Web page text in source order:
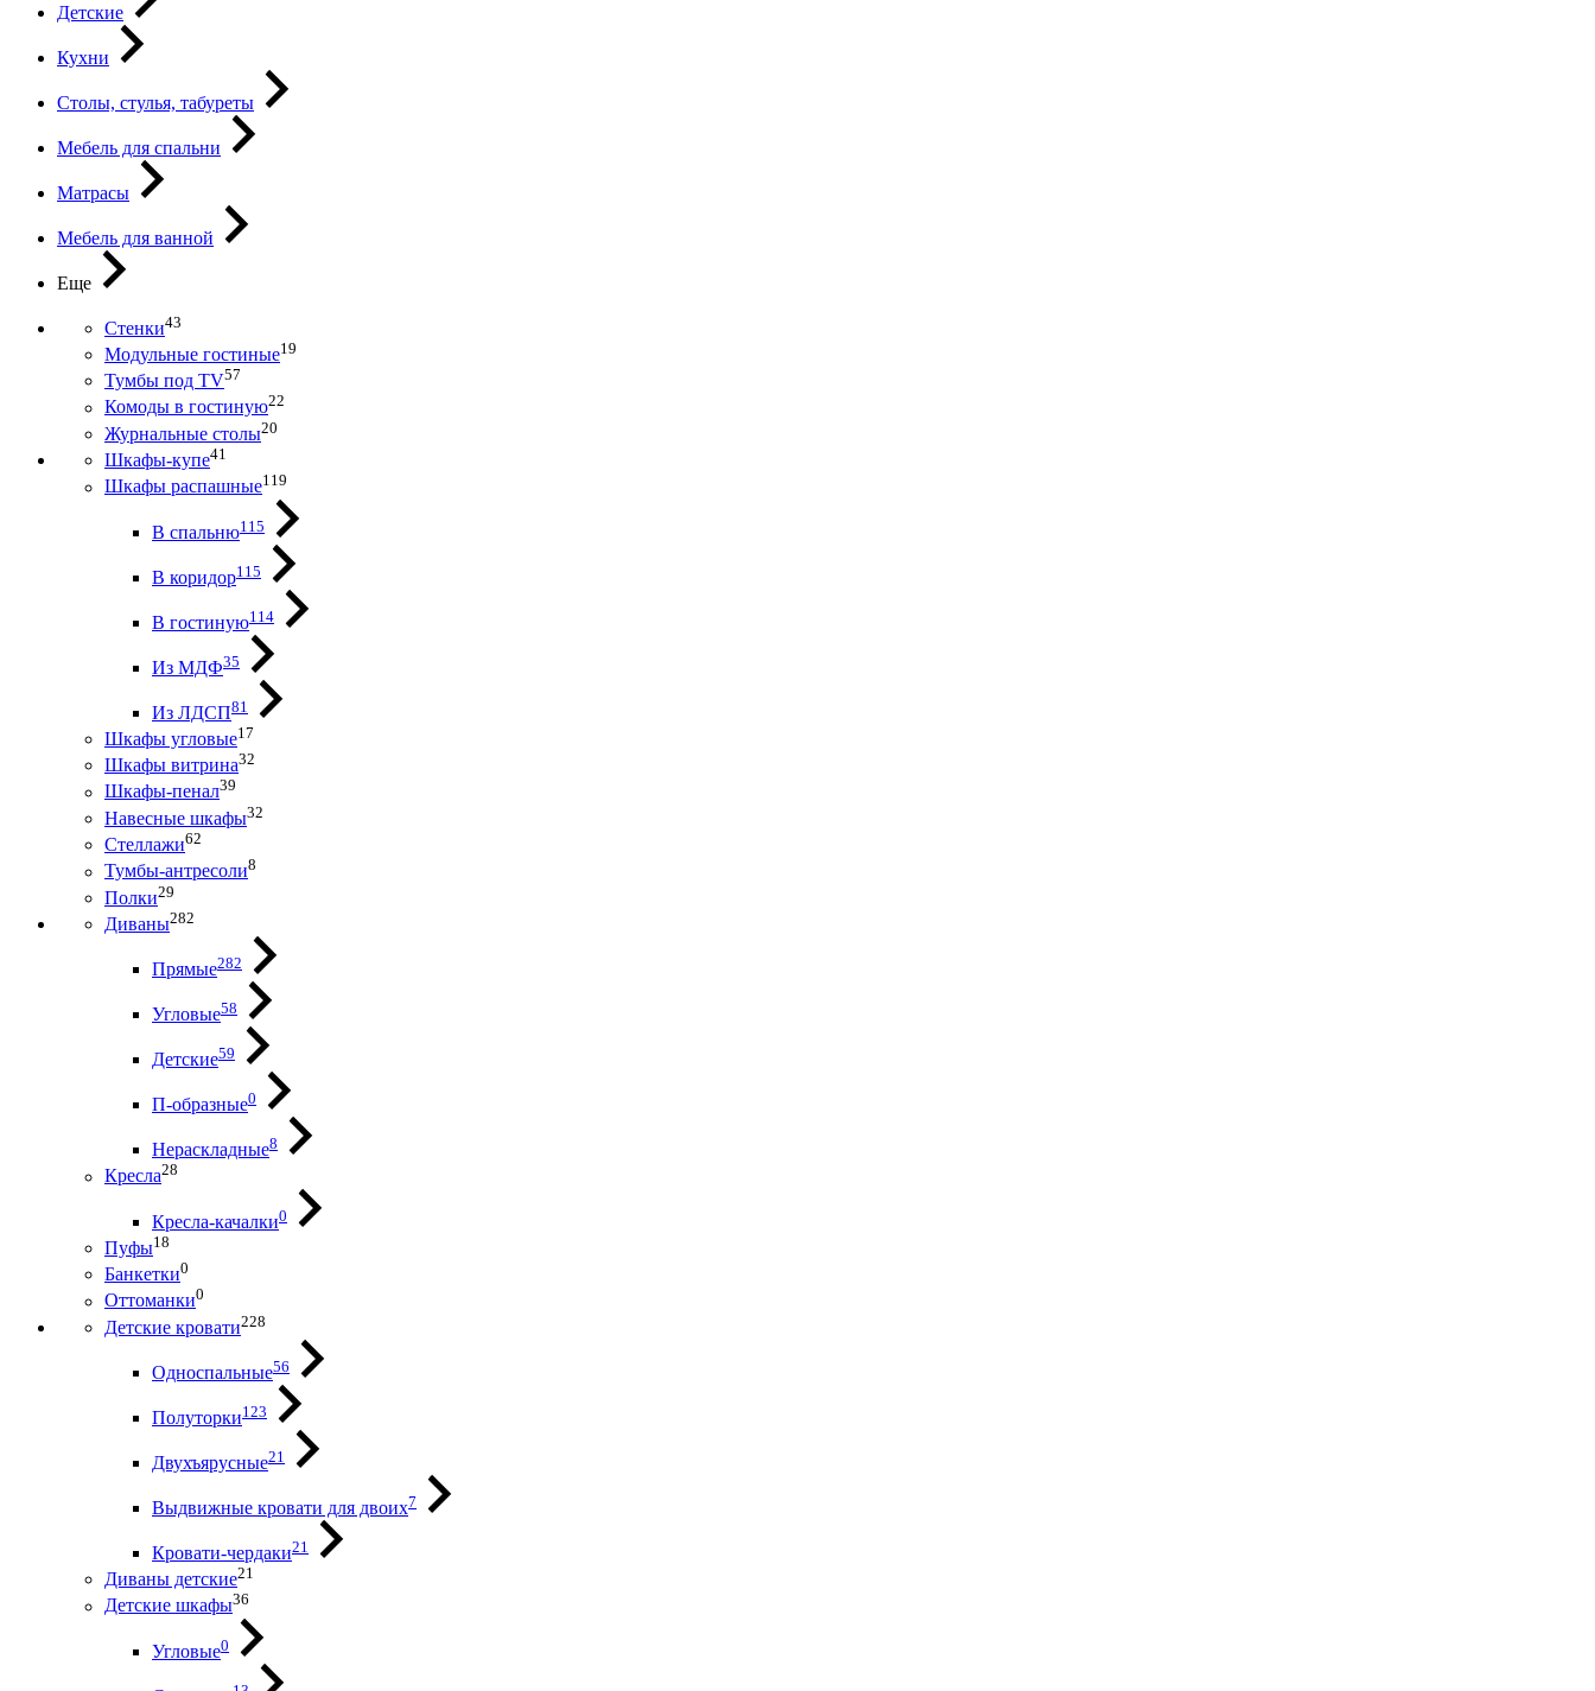
Детские
Кухни
Столы, стулья, табуреты
Мебель для спальни
Матрасы
Мебель для ванной
Еще
Стенки43
Модульные гостиные19
Тумбы под ТV57
Комоды в гостиную22
Журнальные столы20
Шкафы-купе41
Шкафы распашные119
В спальню115
В коридор115
В гостиную114
Из МДФ35
Из ЛДСП81
Шкафы угловые17
Шкафы витрина32
Шкафы-пенал39
Навесные шкафы32
Стеллажи62
Тумбы-антресоли8
Полки29
Диваны282
Прямые282
Угловые58
Детские59
П-образные0
Нераскладные8
Кресла28
Кресла-качалки0
Пуфы18
Банкетки0
Оттоманки0
Детские кровати228
Односпальные56
Полуторки123
Двухъярусные21
Выдвижные кровати для двоих7
Кровати-чердаки21
Диваны детские21
Детские шкафы36
Угловые0